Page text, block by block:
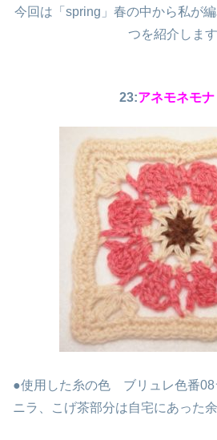
今回は「spring」春の中から私が
つを紹介します
23:アネモネモ
●使用した糸の色 ブリュレ色番
ニラ、こげ茶部分は自宅にあった